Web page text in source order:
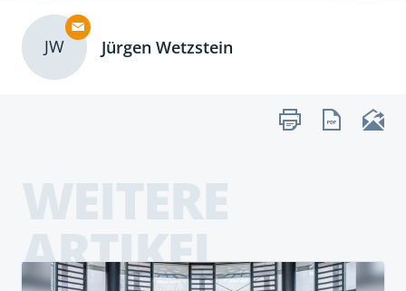
JW Jürgen Wetzstein
ARTIKEL